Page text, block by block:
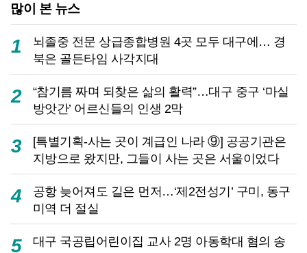
많이 본 뉴스
1
뇌졸중 전문 상급종합병원 4곳 모두 대구에… 경
북은 골든타임 사각지대
2
“참기름 짜며 되찾은 삶의 활력”…대구 중구 ‘마실
방앗간’ 어르신들의 인생 2막
3
[특별기획-사는 곳이 계급인 나라 ⑨] 공공기관은
지방으로 왔지만, 그들이 사는 곳은 서울이었다
4
공항 늦어져도 길은 먼저…‘제2전성기’ 구미, 동구
미역 더 절실
5
대구 국공립어린이집 교사 2명 아동학대 혐의 송